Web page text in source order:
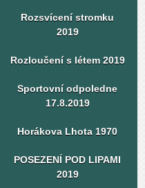
Rozsvícení stromku
2019
Rozloučení s létem 2019
Sportovní odpoledne
17.8.2019
Horákova Lhota 1970
POSEZENÍ POD LIPAMI
2019